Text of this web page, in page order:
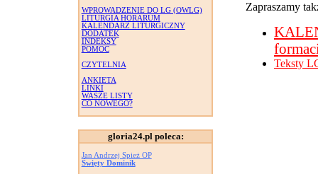
WPROWADZENIE DO LG (OWLG)
LITURGIA HORARUM
KALENDARZ LITURGICZNY
DODATEK
INDEKSY
POMOC
CZYTELNIA
ANKIETA
LINKI
WASZE LISTY
CO NOWEGO?
gloria24.pl poleca:
Jan Andrzej Spież OP
Święty Dominik
Zapraszamy
Teksty